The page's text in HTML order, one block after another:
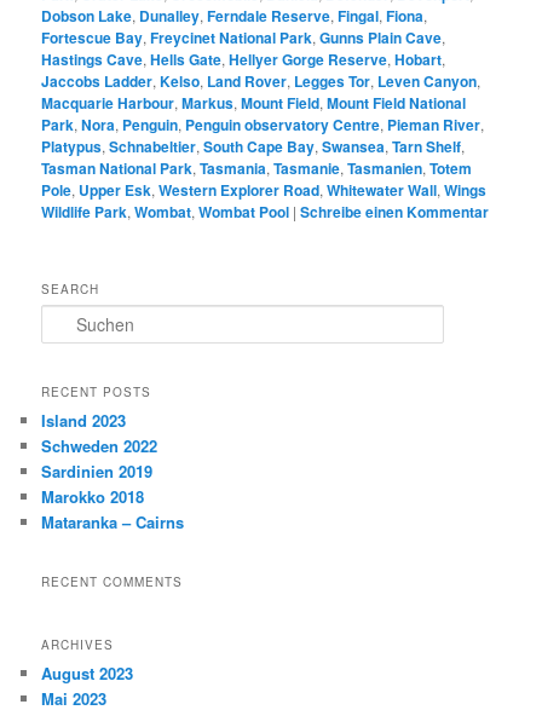
Dobson Lake, Dunalley,Ferndale Reserve,Fingal,Fiona,
Fortescue Bay,Freycinet National Park,Gunns Plain Cave,
Hastings Cave,Hells Gate,Hellyer Gorge Reserve,Hobart,
Jaccobs Ladder,Kelso, Land Rover, Legges Tor, Leven Canyon,
Macquarie Harbour,Markus,Mount Field,Mount Field National
Park,Nora, Penguin, Penguin observatory Centre, Pieman River,
Platypus,Schnabeltier,South Cape Bay,Swansea,Tarn Shelf,
Tasman National Park,Tasmania,Tasmanie,Tasmanien,Totem
Pole, Upper Esk,Western Explorer Road,Whitewater Wall,Wings
Wildlife Park,Wombat,Wombat Pool |Schreibe einen Kommentar
SEARCH
u
h
n
RECENT POSTS
Island 2023
Schweden 2022
Sardinien 2019
Marokko 2018
Mataranka – Cairns
RECENT COMMENTS
ARCHIVES
August 2023
Mai 2023